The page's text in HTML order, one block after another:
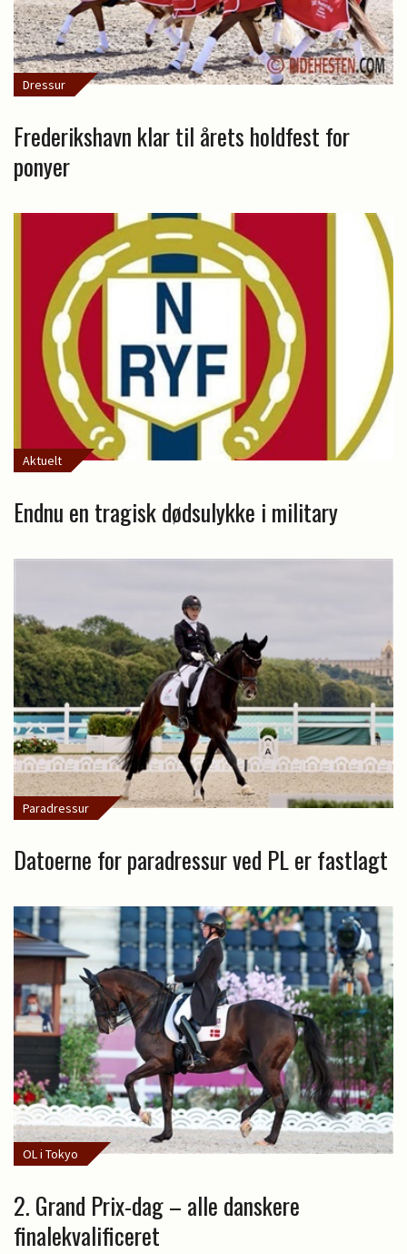
Dressur
Frederikshavn klar til årets holdfest for
ponyer
Aktuelt
Endnu en tragisk dødsulykke i military
Paradressur
Datoerne for paradressur ved PL er fastlagt
OL i Tokyo
2. Grand Prix-dag – alle danskere
finalekvalificeret